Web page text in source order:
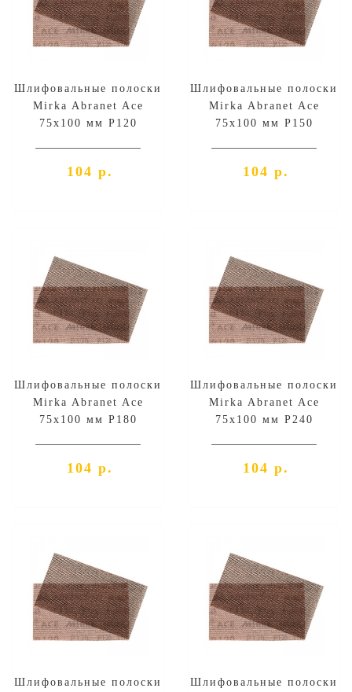
Шлифовальные полоски
Mirka Abranet Ace
75х100 мм P120
104 р.
Шлифовальные полоски
Mirka Abranet Ace
75х100 мм P150
104 р.
Шлифовальные полоски
Mirka Abranet Ace
75х100 мм P180
104 р.
Шлифовальные полоски
Mirka Abranet Ace
75х100 мм P240
104 р.
Шлифовальные полоски
Шлифовальные полоски